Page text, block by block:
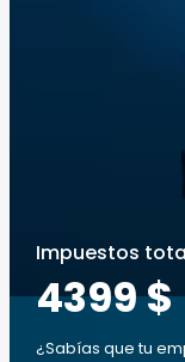
Impuestos
4399 $
¿Sabías que tu